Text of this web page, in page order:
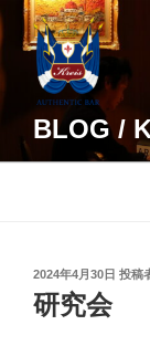
コ
BLOG /
投
稿
日:
2024年4月30日 投稿
研究会